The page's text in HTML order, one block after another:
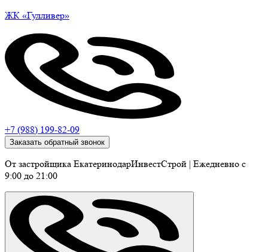
ЖК «Гулливер»
+7 (988) 199-82-09
Заказать обратный звонок
От застройщика ЕкатеринодарИнвестСтрой | Ежедневно c
9:00 до 21:00